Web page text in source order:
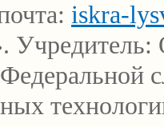
iskra-